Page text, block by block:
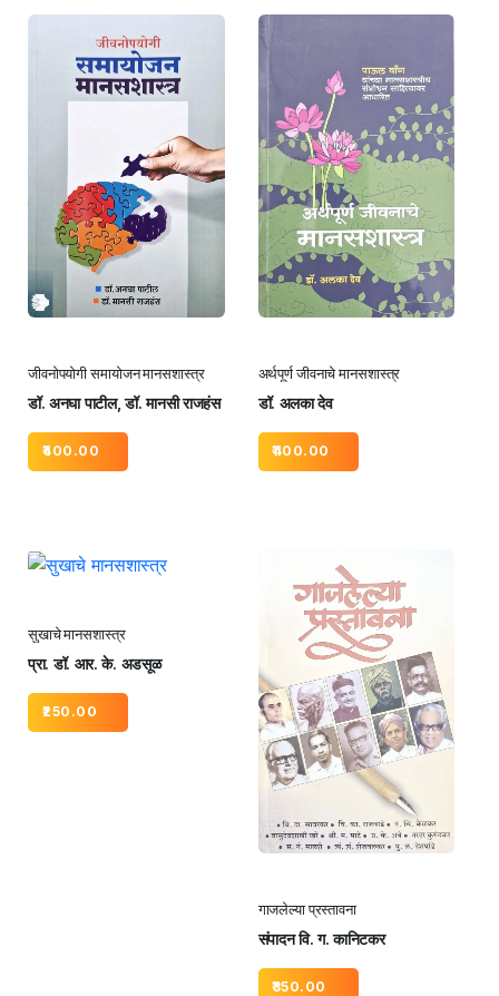
जीवनोपयोगी समायोजन मानसशास्त्र
डॉ. अनघा पाटील, डॉ. मानसी राजहंस
400.00
अर्थपूर्ण जीवनाचे मानसशास्त्र
डॉ. अलका देव
400.00
सुखाचे मानसशास्त्र
प्रा. डॉ. आर. के. अडसूळ
250.00
गाजलेल्या प्रस्तावना
संपादन वि. ग. कानिटकर
350.00